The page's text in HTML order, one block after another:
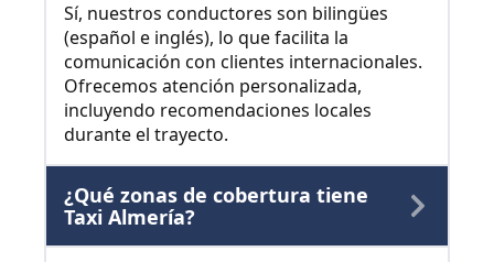
Sí, nuestros conductores son bilingües
(español e inglés), lo que facilita la
comunicación con clientes internacionales.
Ofrecemos atención personalizada,
incluyendo recomendaciones locales
durante el trayecto.
¿Qué zonas de cobertura tiene
Taxi Almería?